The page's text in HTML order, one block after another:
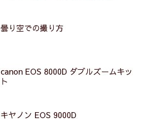
曇り空での撮り方
canon EOS 8000D ダブルズームキッ
ト
キヤノン EOS 9000D